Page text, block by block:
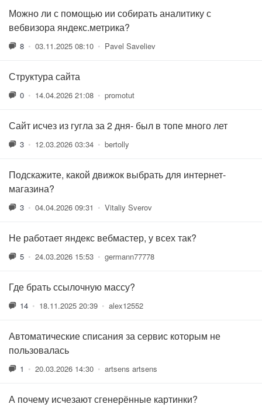
Можно ли с помощью ии собирать аналитику с
вебвизора яндекс.метрика?
8 • 03.11.2025 08:10 • Pavel Saveliev
Структура сайта
0 • 14.04.2026 21:08 • promotut
Сайт исчез из гугла за 2 дня- был в топе много лет
3 • 12.03.2026 03:34 • bertolly
Подскажите, какой движок выбрать для интернет-
магазина?
3 • 04.04.2026 09:31 • Vitaliy Sverov
Не работает яндекс вебмастер, у всех так?
5 • 24.03.2026 15:53 • germann77778
Где брать ссылочную массу?
14 • 18.11.2025 20:39 • alex12552
Автоматические списания за сервис которым не
пользовалась
1 • 20.03.2026 14:30 • artsens artsens
А почему исчезают сгенерённые картинки?